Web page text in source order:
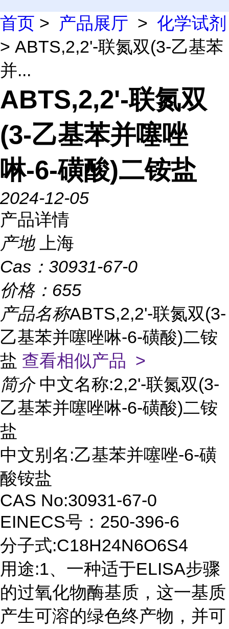
首页 > 产品展厅 > 化学试剂
> ABTS,2,2'-联氮双(3-乙基苯
并...
ABTS,2,2'-联氮双
(3-乙基苯并噻唑
啉-6-磺酸)二铵盐
2024-12-05
产品详情
产地
上海
Cas： 30931-67-0
价格： 655
产品名称ABTS,2,2'-联氮双(3-
乙基苯并噻唑啉-6-磺酸)二铵
盐 查看相似产品 >
简介 中文名称:2,2'-联氮双(3-
乙基苯并噻唑啉-6-磺酸)二铵
盐
中文别名:乙基苯并噻唑-6-磺
酸铵盐
CAS No:30931-67-0
EINECS号：250-396-6
分子式:C18H24N6O6S4
用途:1、一种适于ELISA步骤
的过氧化物酶基质，这一基质
产生可溶的绿色终产物，并可